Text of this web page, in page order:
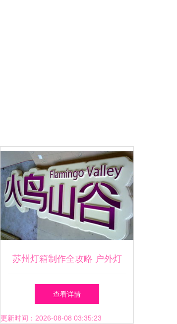
苏州灯箱制作全攻略 户外灯
箱、超薄灯箱及广告制作的要
点
查看详情
更新时间：2026-08-08 03:35:23